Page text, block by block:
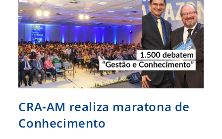
CRA-AM realiza maratona de
Conhecimento